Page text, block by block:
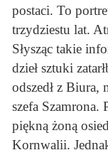
postaci. To
trzydziestu lat.
Słysząc takie
dzieł sztuki
odszedł z Biura,
szefa Szamrona.
piękną żoną
Kornwalii.